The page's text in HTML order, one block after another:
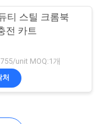
프
39
티 스틸 크롬북
전 카트
unit MOQ:1개
처